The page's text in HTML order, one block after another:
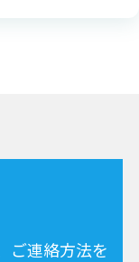
ご連絡方法を